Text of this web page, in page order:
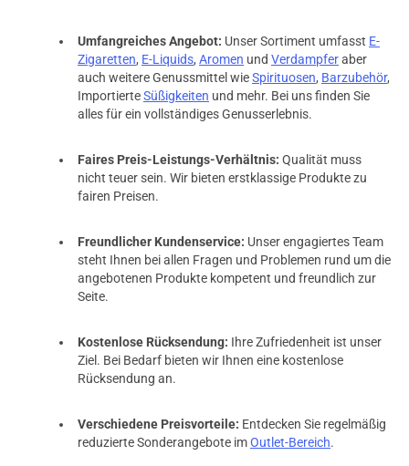
Umfangreiches Angebot: Unser Sortiment umfasst E-
Zigaretten, E-Liquids, Aromen und Verdampferaber
auch weitere Genussmittel wieSpirituosen, Barzubehör,
ImportierteSüßigkeiten und mehr. Bei uns finden Sie
alles für ein vollständiges Genusserlebnis.
Faires Preis-Leistungs-Verhältnis: Qualität muss
nicht teuer sein. Wir bieten erstklassige Produkte zu
fairen Preisen.
Freundlicher Kundenservice: Unser engagiertes Team
steht Ihnen bei allen Fragen und Problemen rund um die
angebotenen Produkte kompetent und freundlich zur
Seite.
Kostenlose Rücksendung: Ihre Zufriedenheit ist unser
Ziel. Bei Bedarf bieten wir Ihnen eine kostenlose
Rücksendung an.
Verschiedene Preisvorteile: Entdecken Sie regelmäßig
reduzierte Sonderangebote imOutlet-Bereich.